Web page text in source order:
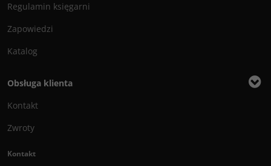
Regulamin księgarni
Zapowiedzi
Katalog
Obsługa klienta
Kontakt
Zwroty
Kontakt